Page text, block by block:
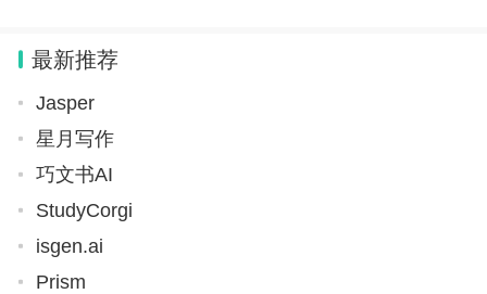
最新推荐
Jasper
星月写作
巧文书AI
StudyCorgi
isgen.ai
Prism